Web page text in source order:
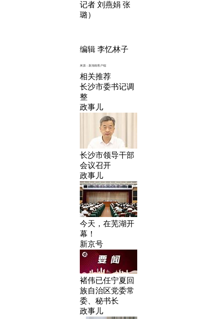
记者 刘燕娟 张
璐）
编辑 李忆林子
来源：新湖南客户端
相关推荐
长沙市委书记调
整
政事儿
长沙市领导干部
会议召开
政事儿
今天，在芜湖开
幕！
新京号
褚伟已任宁夏回
族自治区党委常
委、秘书长
政事儿